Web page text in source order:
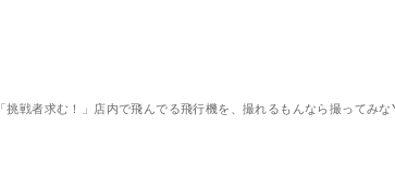
「挑戦者求む！」店内で飛んでる飛行機を、撮れるもんなら撮ってみ